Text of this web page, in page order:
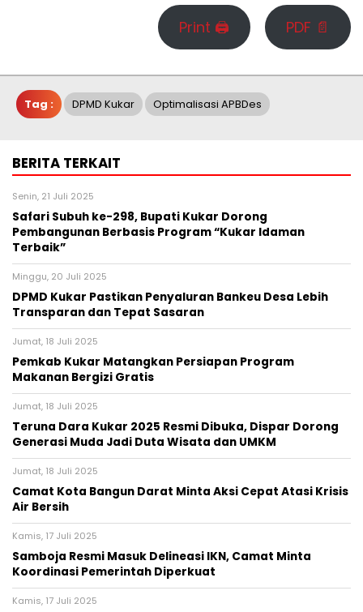
Print 🖨 PDF 📄
Tag : DPMD Kukar Optimalisasi APBDes
BERITA TERKAIT
Senin, 21 Juli 2025
Safari Subuh ke-298, Bupati Kukar Dorong
Pembangunan Berbasis Program “Kukar Idaman
Terbaik”
Minggu, 20 Juli 2025
DPMD Kukar Pastikan Penyaluran Bankeu Desa Lebih
Transparan dan Tepat Sasaran
Jumat, 18 Juli 2025
Pemkab Kukar Matangkan Persiapan Program
Makanan Bergizi Gratis
Jumat, 18 Juli 2025
Teruna Dara Kukar 2025 Resmi Dibuka, Dispar Dorong
Generasi Muda Jadi Duta Wisata dan UMKM
Jumat, 18 Juli 2025
Camat Kota Bangun Darat Minta Aksi Cepat Atasi Krisis
Air Bersih
Kamis, 17 Juli 2025
Samboja Resmi Masuk Delineasi IKN, Camat Minta
Koordinasi Pemerintah Diperkuat
Kamis, 17 Juli 2025